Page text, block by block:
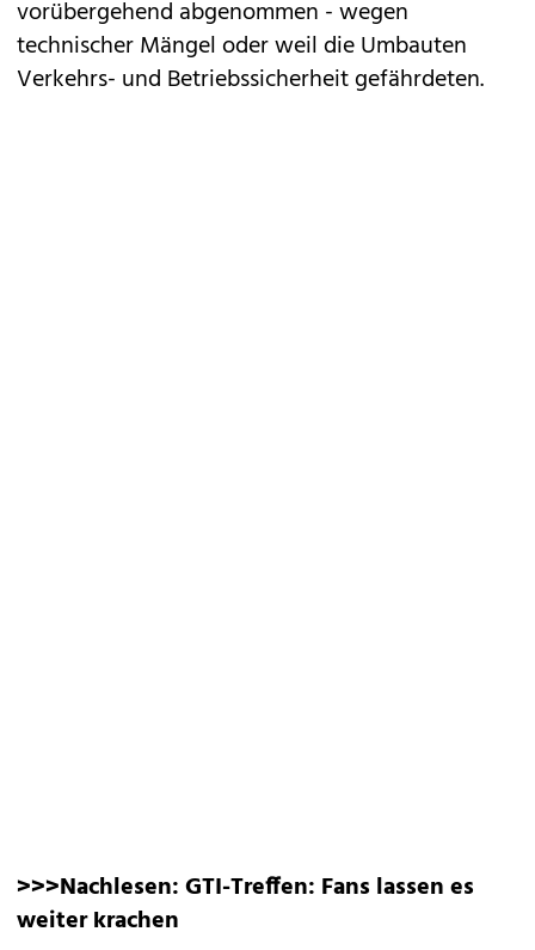
vorübergehend abgenommen - wegen
technischer Mängel oder weil die Umbauten
Verkehrs- und Betriebssicherheit gefährdeten.
>>>Nachlesen:GTI-Treffen: Fans lassen es
weiter krachen